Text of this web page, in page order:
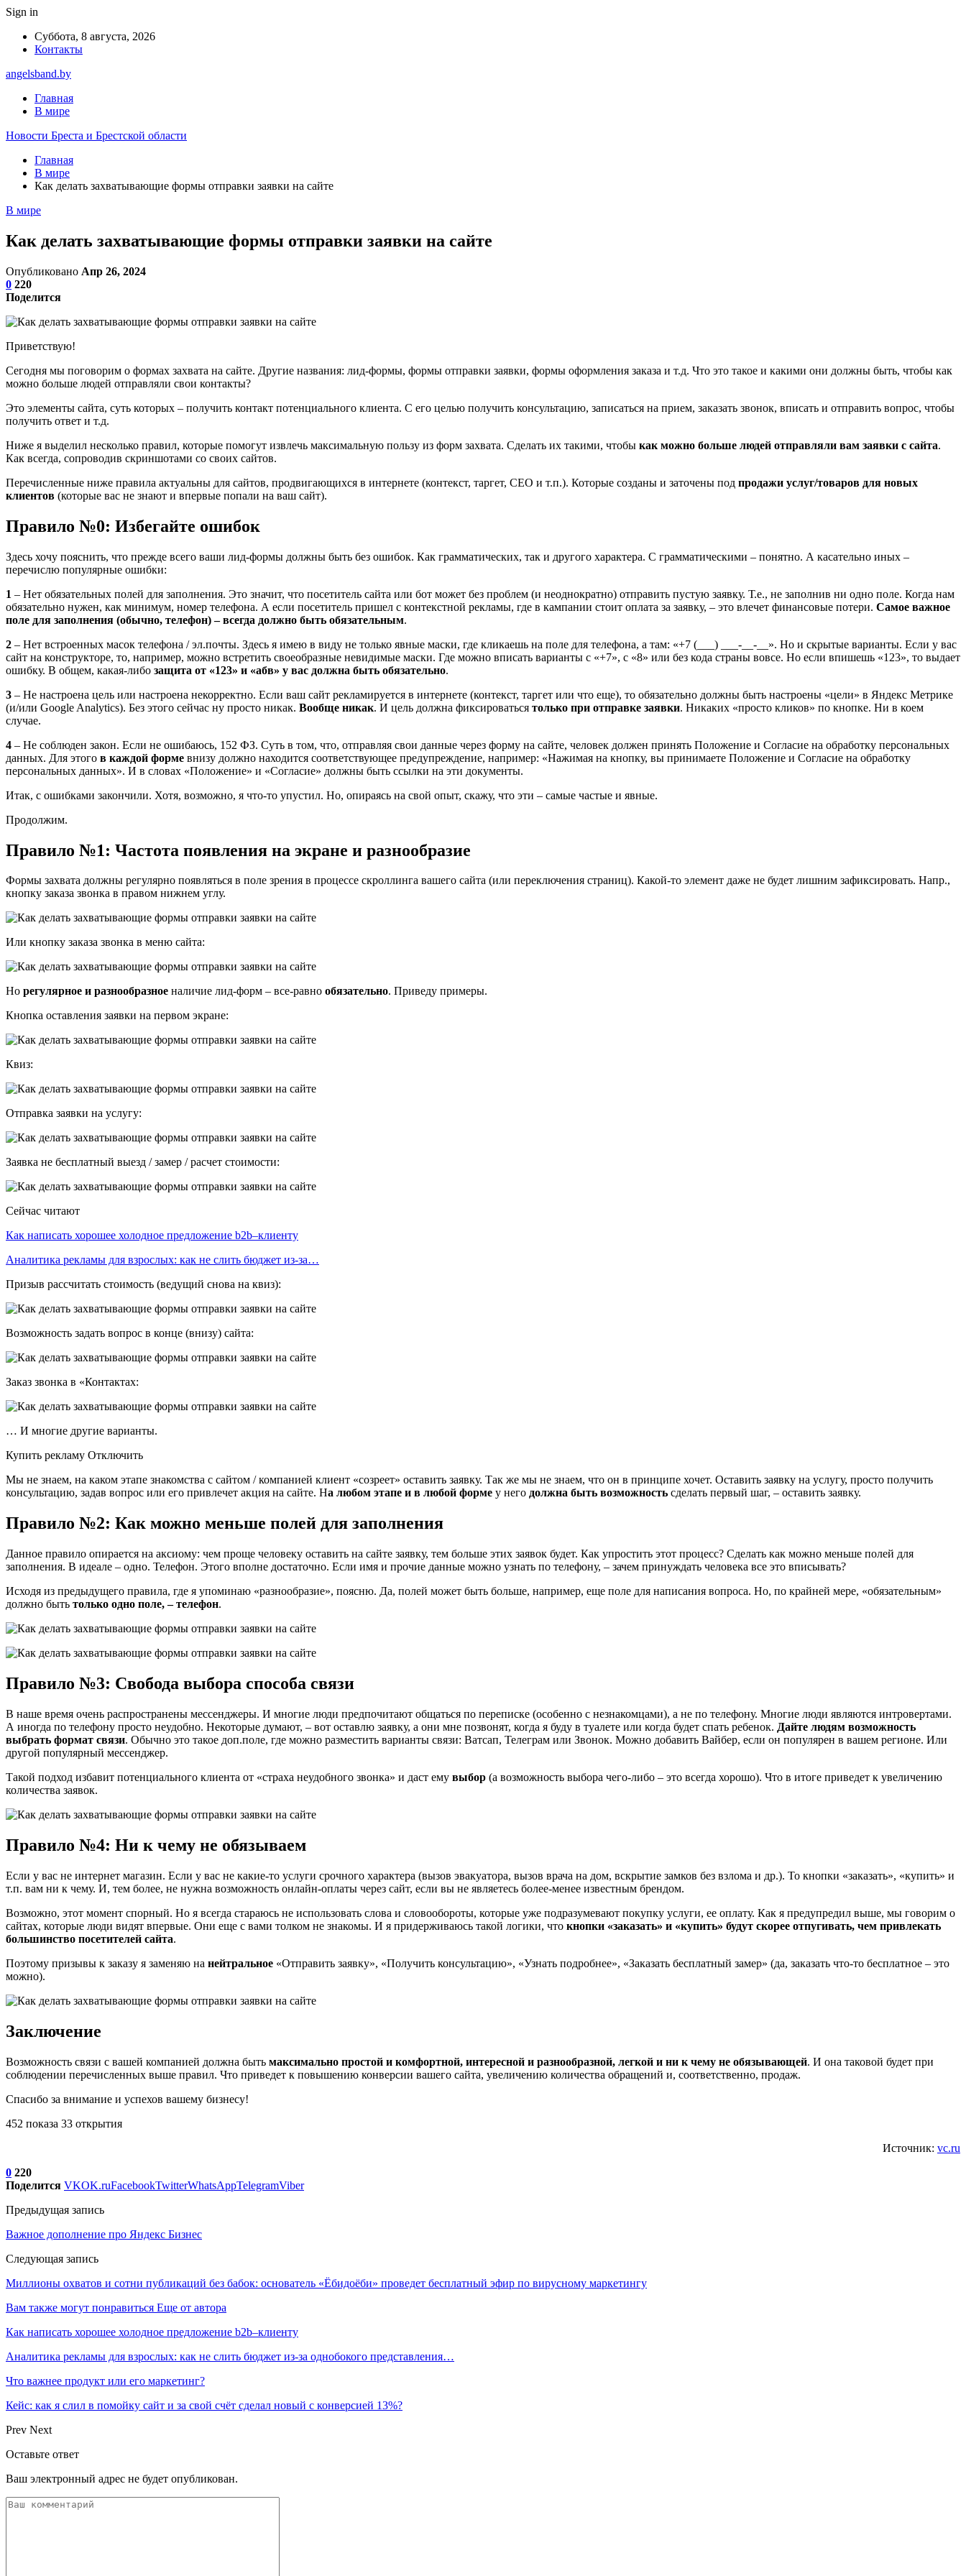
Sign in
Суббота, 8 августа, 2026
Контакты
angelsband.by
Главная
В мире
Новости Бреста и Брестской области
Главная
В мире
Как делать захватывающие формы отправки заявки на сайте
В мире
Как делать захватывающие формы отправки заявки на сайте
Опубликовано Апр 26, 2024
0 220
Поделится
Приветствую!
Сегодня мы поговорим о формах захвата на сайте. Другие названия: лид-формы, формы отправки заявки, формы оформления заказа и т.д. Что это такое и какими они должны быть, чтобы как
можно больше людей отправляли свои контакты?
Это элементы сайта, суть которых – получить контакт потенциального клиента. С его целью получить консультацию, записаться на прием, заказать звонок, вписать и отправить вопрос, чтобы
получить ответ и т.д.
Ниже я выделил несколько правил, которые помогут извлечь максимальную пользу из форм захвата. Сделать их такими, чтобы как можно больше людей отправляли вам заявки с сайта.
Как всегда, сопроводив скриншотами со своих сайтов.
Перечисленные ниже правила актуальны для сайтов, продвигающихся в интернете (контекст, таргет, СЕО и т.п.). Которые созданы и заточены под продажи услуг/товаров для новых
клиентов (которые вас не знают и впервые попали на ваш сайт).
Правило №0: Избегайте ошибок
Здесь хочу пояснить, что прежде всего ваши лид-формы должны быть без ошибок. Как грамматических, так и другого характера. С грамматическими – понятно. А касательно иных –
перечислю популярные ошибки:
1 – Нет обязательных полей для заполнения. Это значит, что посетитель сайта или бот может без проблем (и неоднократно) отправить пустую заявку. Т.е., не заполнив ни одно поле. Когда нам
обязательно нужен, как минимум, номер телефона. А если посетитель пришел с контекстной рекламы, где в кампании стоит оплата за заявку, – это влечет финансовые потери. Самое важное
поле для заполнения (обычно, телефон) – всегда должно быть обязательным.
2 – Нет встроенных масок телефона / эл.почты. Здесь я имею в виду не только явные маски, где кликаешь на поле для телефона, а там: «+7 (___) ___-__-__». Но и скрытые варианты. Если у вас
сайт на конструкторе, то, например, можно встретить своеобразные невидимые маски. Где можно вписать варианты с «+7», с «8» или без кода страны вовсе. Но если впишешь «123», то выдает
ошибку. В общем, какая-либо защита от «123» и «абв» у вас должна быть обязательно.
3 – Не настроена цель или настроена некорректно. Если ваш сайт рекламируется в интернете (контекст, таргет или что еще), то обязательно должны быть настроены «цели» в Яндекс Метрике
(и/или Google Analytics). Без этого сейчас ну просто никак. Вообще никак. И цель должна фиксироваться только при отправке заявки. Никаких «просто кликов» по кнопке. Ни в коем
случае.
4 – Не соблюден закон. Если не ошибаюсь, 152 ФЗ. Суть в том, что, отправляя свои данные через форму на сайте, человек должен принять Положение и Согласие на обработку персональных
данных. Для этого в каждой форме внизу должно находится соответствующее предупреждение, например: «Нажимая на кнопку, вы принимаете Положение и Согласие на обработку
персональных данных». И в словах «Положение» и «Согласие» должны быть ссылки на эти документы.
Итак, с ошибками закончили. Хотя, возможно, я что-то упустил. Но, опираясь на свой опыт, скажу, что эти – самые частые и явные.
Продолжим.
Правило №1: Частота появления на экране и разнообразие
Формы захвата должны регулярно появляться в поле зрения в процессе скроллинга вашего сайта (или переключения страниц). Какой-то элемент даже не будет лишним зафиксировать. Напр.,
кнопку заказа звонка в правом нижнем углу.
Или кнопку заказа звонка в меню сайта:
Но регулярное и разнообразное наличие лид-форм – все-равно обязательно. Приведу примеры.
Кнопка оставления заявки на первом экране:
Квиз:
Отправка заявки на услугу:
Заявка не бесплатный выезд / замер / расчет стоимости:
Сейчас читают
Как написать хорошее холодное предложение b2b–клиенту
Аналитика рекламы для взрослых: как не слить бюджет из-за…
Призыв рассчитать стоимость (ведущий снова на квиз):
Возможность задать вопрос в конце (внизу) сайта:
Заказ звонка в «Контактах:
… И многие другие варианты.
Купить рекламу Отключить
Мы не знаем, на каком этапе знакомства с сайтом / компанией клиент «созреет» оставить заявку. Так же мы не знаем, что он в принципе хочет. Оставить заявку на услугу, просто получить
консультацию, задав вопрос или его привлечет акция на сайте. На любом этапе и в любой форме у него должна быть возможность сделать первый шаг, – оставить заявку.
Правило №2: Как можно меньше полей для заполнения
Данное правило опирается на аксиому: чем проще человеку оставить на сайте заявку, тем больше этих заявок будет. Как упростить этот процесс? Сделать как можно меньше полей для
заполнения. В идеале – одно. Телефон. Этого вполне достаточно. Если имя и прочие данные можно узнать по телефону, – зачем принуждать человека все это вписывать?
Исходя из предыдущего правила, где я упоминаю «разнообразие», поясню. Да, полей может быть больше, например, еще поле для написания вопроса. Но, по крайней мере, «обязательным»
должно быть только одно поле, – телефон.
Правило №3: Свобода выбора способа связи
В наше время очень распространены мессенджеры. И многие люди предпочитают общаться по переписке (особенно с незнакомцами), а не по телефону. Многие люди являются интровертами.
А иногда по телефону просто неудобно. Некоторые думают, – вот оставлю заявку, а они мне позвонят, когда я буду в туалете или когда будет спать ребенок. Дайте людям возможность
выбрать формат связи. Обычно это такое доп.поле, где можно разместить варианты связи: Ватсап, Телеграм или Звонок. Можно добавить Вайбер, если он популярен в вашем регионе. Или
другой популярный мессенджер.
Такой подход избавит потенциального клиента от «страха неудобного звонка» и даст ему выбор (а возможность выбора чего-либо – это всегда хорошо). Что в итоге приведет к увеличению
количества заявок.
Правило №4: Ни к чему не обязываем
Если у вас не интернет магазин. Если у вас не какие-то услуги срочного характера (вызов эвакуатора, вызов врача на дом, вскрытие замков без взлома и др.). То кнопки «заказать», «купить» и
т.п. вам ни к чему. И, тем более, не нужна возможность онлайн-оплаты через сайт, если вы не являетесь более-менее известным брендом.
Возможно, этот момент спорный. Но я всегда стараюсь не использовать слова и словообороты, которые уже подразумевают покупку услуги, ее оплату. Как я предупредил выше, мы говорим о
сайтах, которые люди видят впервые. Они еще с вами толком не знакомы. И я придерживаюсь такой логики, что кнопки «заказать» и «купить» будут скорее отпугивать, чем привлекать
большинство посетителей сайта.
Поэтому призывы к заказу я заменяю на нейтральное «Отправить заявку», «Получить консультацию», «Узнать подробнее», «Заказать бесплатный замер» (да, заказать что-то бесплатное – это
можно).
Заключение
Возможность связи с вашей компанией должна быть максимально простой и комфортной, интересной и разнообразной, легкой и ни к чему не обязывающей. И она таковой будет при
соблюдении перечисленных выше правил. Что приведет к повышению конверсии вашего сайта, увеличению количества обращений и, соответственно, продаж.
Спасибо за внимание и успехов вашему бизнесу!
452 показа 33 открытия
Источник: vc.ru
0 220
Поделится VKOK.ruFacebookTwitterWhatsAppTelegramViber
Предыдущая запись
Важное дополнение про Яндекс Бизнес
Следующая запись
Миллионы охватов и сотни публикаций без бабок: основатель «Ёбидоёби» проведет бесплатный эфир по вирусному маркетингу
Вам также могут понравиться Еще от автора
Как написать хорошее холодное предложение b2b–клиенту
Аналитика рекламы для взрослых: как не слить бюджет из-за однобокого представления…
Что важнее продукт или его маркетинг?
Кейс: как я слил в помойку сайт и за свой счёт сделал новый с конверсией 13%?
Prev Next
Оставьте ответ
Ваш электронный адрес не будет опубликован.